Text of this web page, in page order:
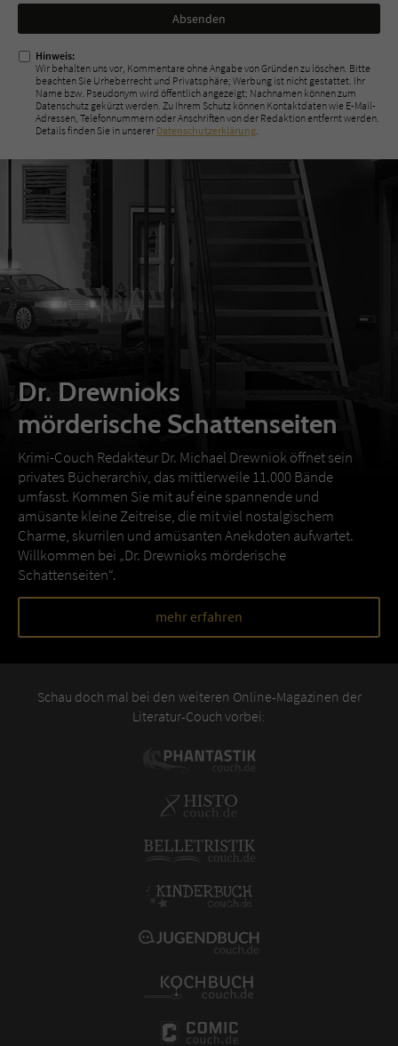
Nicht
ausfüllen!
Hinweis:
Wir behalten uns vor, Kommentare ohne Angabe von Gründen zu löschen. Bitte
beachten Sie Urheberrecht und Privatsphäre; Werbung ist nicht gestattet. Ihr
Name bzw. Pseudonym wird öffentlich angezeigt; Nachnamen können zum
Datenschutz gekürzt werden. Zu Ihrem Schutz können Kontaktdaten wie E-Mail-
Adressen, Telefonnummern oder Anschriften von der Redaktion entfernt werden.
Details finden Sie in unserer Datenschutzerklärung.
Dr. Drewnioks
mörderische Schattenseiten
Krimi-Couch Redakteur Dr. Michael Drewniok öffnet sein
privates Bücherarchiv, das mittlerweile 11.000 Bände
umfasst. Kommen Sie mit auf eine spannende und
amüsante kleine Zeitreise, die mit viel nostalgischem
Charme, skurrilen und amüsanten Anekdoten aufwartet.
Willkommen bei „Dr. Drewnioks mörderische
Schattenseiten“.
mehr erfahren
Schau doch mal bei den weiteren Online-Magazinen der
Literatur-Couch vorbei: